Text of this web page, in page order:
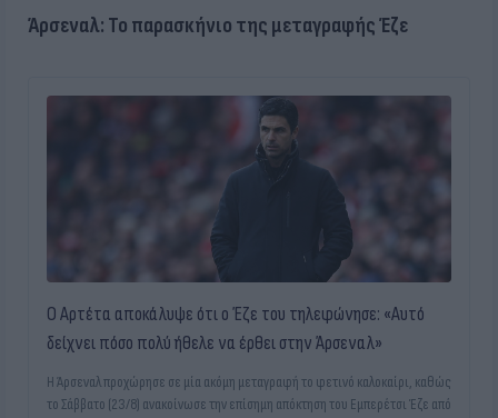
Άρσεναλ: Το παρασκήνιο της μεταγραφής Έζε
Ο Αρτέτα αποκάλυψε ότι ο Έζε του τηλεφώνησε: «Αυτό
δείχνει πόσο πολύ ήθελε να έρθει στην Άρσεναλ»
Η Άρσεναλ προχώρησε σε μία ακόμη μεταγραφή το φετινό καλοκαίρι, καθώς
το Σάββατο (23/8) ανακοίνωσε την επίσημη απόκτηση του Εμπερέτσι Έζε από